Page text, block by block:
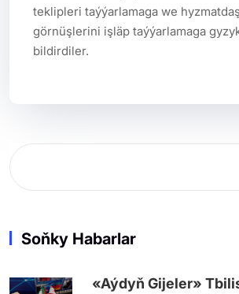
teklipleri taýýarlamaga we
görnüşlerini işläp taýýarlamaga
bildirdiler.
Soňky Habarlar
«Aýdyň Gijeler»